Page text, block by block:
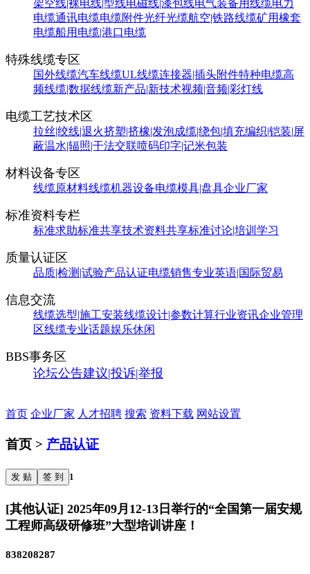
架空线|裸电线|型线电磁线|漆包线电气装备用线缆电力
电缆通讯电缆电缆附件光纤光缆航空|铁路线缆矿用橡套
电缆船用电缆|港口电缆
特殊线缆专区
国外线缆汽车线缆UL线缆连接器|插头附件特种电缆高
频线缆|数据线缆新产品|新技术视频|音频|彩灯线
电缆工艺技术区
拉丝|绞线|退火挤塑|挤橡|发泡成缆|绕包|填充编织|铠装|屏
蔽温水|辐照|干法交联喷码印字|记米包装
材料设备专区
线缆原材料线缆机器设备电缆模具|盘具企业厂家
标准资料专栏
标准求助标准共享技术资料共享标准讨论|培训学习
质量认证区
品质|检测|试验产品认证电缆销售专业英语|国际贸易
信息交流
线缆选型|施工安装线缆设计|参数计算行业资讯企业管理
区线缆专业话题娱乐休闲
BBS事务区
论坛公告建议|投诉|举报
首页 企业厂家 人才招聘 搜索 资料下载 网站设置
首页 > 产品认证
发 贴 签 到 1
[其他认证] 2025年09月12-13日举行的“全国第一届安规
工程师高级研修班”大型培训讲座！
838208287